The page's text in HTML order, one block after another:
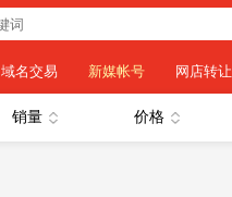
域名交易 新媒帐号 网店转让
销量 价格